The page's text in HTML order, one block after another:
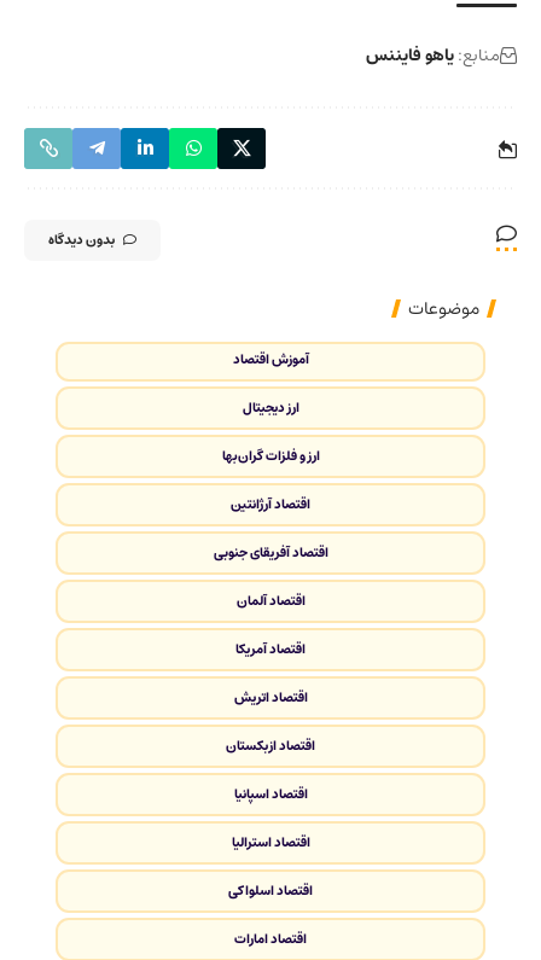
منابع:یاهو فایننس
بدون دیدگاه
موضوعات
آموزش اقتصاد
ارز دیجیتال
ارز و فلزات گران‌بها
اقتصاد آرژانتین
اقتصاد آفریقای جنوبی
اقتصاد آلمان
اقتصاد آمریکا
اقتصاد اتریش
اقتصاد ازبکستان
اقتصاد اسپانیا
اقتصاد استرالیا
اقتصاد اسلواکی
اقتصاد امارات